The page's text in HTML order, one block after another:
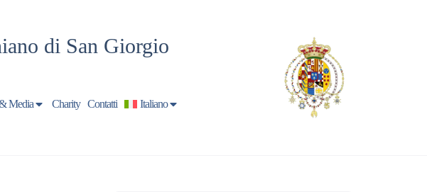
di San Giorgio
Media Charity Contatti Italiano